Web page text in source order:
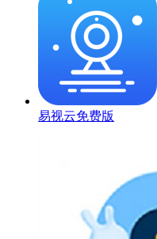
易视云免费版